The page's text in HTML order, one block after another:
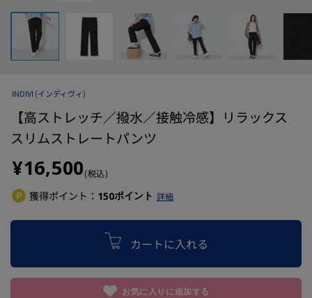
INDIVI (インディヴィ)
【高ストレッチ／撥水／接触冷感】リラックス
スリムストレートパンツ
¥16,500(税込)
獲得ポイント： 150ポイント 詳細
カートに入れる
お気に入りに追加する